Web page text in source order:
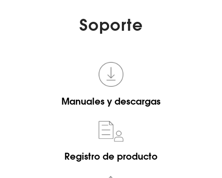
Soporte
Manuales y descargas
Registro de producto